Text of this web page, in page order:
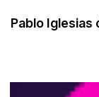
Pablo Iglesias